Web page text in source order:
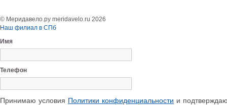
© Меридавело.ру meridavelo.ru 2026
Наш филиал в СПб
Имя
Телефон
Принимаю условия Политики конфиденциальности и